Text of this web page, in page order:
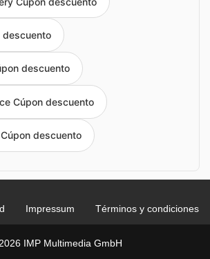
descuento
descuento
Cúpon descuento
descuento
Impressum Términos y condiciones
IMP Multimedia GmbH